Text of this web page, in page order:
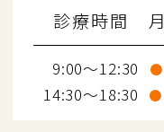
診療時間 月
9:00～12:30 ●
14:30～18:30 ●